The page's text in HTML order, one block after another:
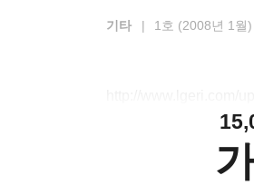
기타 | 1호 (2008년 1월)